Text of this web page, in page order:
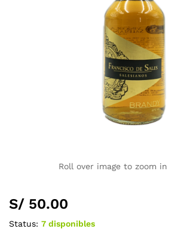
Roll over image to zoom in
S/ 50.00
Status: 7 disponibles